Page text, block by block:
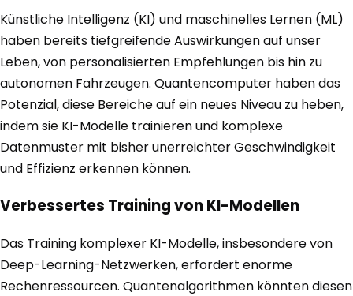
Künstliche Intelligenz (KI) und maschinelles Lernen (ML)
haben bereits tiefgreifende Auswirkungen auf unser
Leben, von personalisierten Empfehlungen bis hin zu
autonomen Fahrzeugen. Quantencomputer haben das
Potenzial, diese Bereiche auf ein neues Niveau zu heben,
indem sie KI-Modelle trainieren und komplexe
Datenmuster mit bisher unerreichter Geschwindigkeit
und Effizienz erkennen können.
Verbessertes Training von KI-Modellen
Das Training komplexer KI-Modelle, insbesondere von
Deep-Learning-Netzwerken, erfordert enorme
Rechenressourcen. Quantenalgorithmen könnten diesen